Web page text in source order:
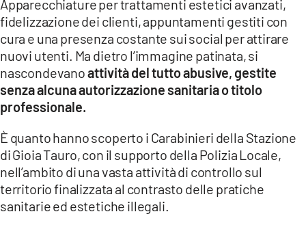
LaC
Network
LACPLAY.IT
LACTV.IT
LACONAIR.IT
LACITYMAG.IT
ILREGGINO.IT
COSENZACHANNEL.IT
Apparecchiature per trattamenti estetici avanzati,
fidelizzazione dei clienti, appuntamenti gestiti con
cura e una presenza costante sui social per attirare
nuovi utenti. Ma dietro l’immagine patinata, si
nascondevanoattività del tutto abusive, gestite
senza alcuna autorizzazione sanitaria o titolo
professionale.
È quanto hanno scoperto i Carabinieri della Stazione
di Gioia Tauro, con il supporto della Polizia Locale,
nell’ambito di una vasta attività di controllo sul
territorio finalizzata al contrasto delle pratiche
sanitarie ed estetiche illegali.